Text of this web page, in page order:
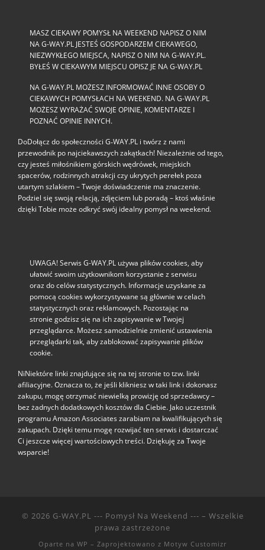
MASZ CIEKAWY POMYSŁ NA WEEKEND NAPISZ O NIM
NA G-WAY.PL JESTEŚ GOSPODARZEM CIEKAWEGO,
NIEZWYKŁEGO MIEJSCA, NAPISZ O NIM NA G-WAY.PL.
BYŁEŚ W CIEKAWYM MIEJSCU OPISZ JE NA G-WAY.PL
NA G-WAY.PL MOŻESZ INFORMOWAĆ INNE OSOBY O
CIEKAWYCH POMYSŁACH NA WEEKEND. NA G-WAY.PL
MOŻESZ WYRAŻAĆ SWOJE OPINIE, KOMENTARZE I
POZNAĆ OPINIE INNYCH.
DoDołącz do społeczności G‑WAY.PL i twórz z nami
przewodnik po najciekawszych zakątkach! Niezależnie od tego,
czy jesteś miłośnikiem górskich wędrówek, miejskich
spacerów, rodzinnych atrakcji czy ukrytych perełek poza
utartym szlakiem – Twoje doświadczenie ma znaczenie.
Podziel się swoją relacją, zdjęciem lub poradą – ktoś właśnie
dzięki Tobie może odkryć swój idealny pomysł na weekend.
UWAGA! Serwis G-WAY.PL używa plików cookies, aby
ułatwić swoim użytkownikom korzystanie z serwisu
oraz do celów statystycznych. Informacje uzyskane za
pomocą cookies wykorzystywane są głównie w celach
statystycznych oraz reklamowych. Pozostając na
stronie godzisz się na ich zapisywanie w Twojej
przeglądarce. Możesz samodzielnie zmienić ustawienia
przeglądarki tak, aby zablokować zapisywanie plików
cookie.
NiNiektóre linki znajdujące się na tej stronie to tzw. linki
afiliacyjne. Oznacza to, że jeśli klikniesz w taki link i dokonasz
zakupu, mogę otrzymać niewielką prowizję od sprzedawcy –
bez żadnych dodatkowych kosztów dla Ciebie. Jako uczestnik
programu Amazon Associates zarabiam na kwalifikujących się
zakupach. Dzięki temu mogę rozwijać ten serwis i dostarczać
Ci jeszcze więcej wartościowych treści. Dziękuję za Twoje
wsparcie!
© 2026 G-WAY.PL --- Pomysł Na Weekend --- – Wszelkie
prawa zastrzeżone
Oparte na WP – Zaprojektowano z Motyw Customizr